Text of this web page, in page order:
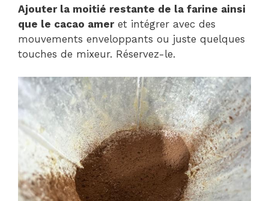
Ajouter la moitié restante de la farine ainsi
que le cacao ameret intégrer avec des
mouvements enveloppants ou juste quelques
touches de mixeur. Réservez-le.